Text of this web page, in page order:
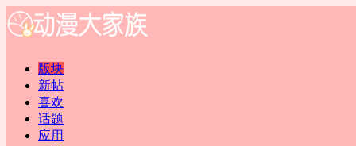
版块
新帖
喜欢
话题
应用